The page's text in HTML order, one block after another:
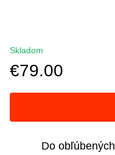
Skladom
€79.00
Do obľúbených